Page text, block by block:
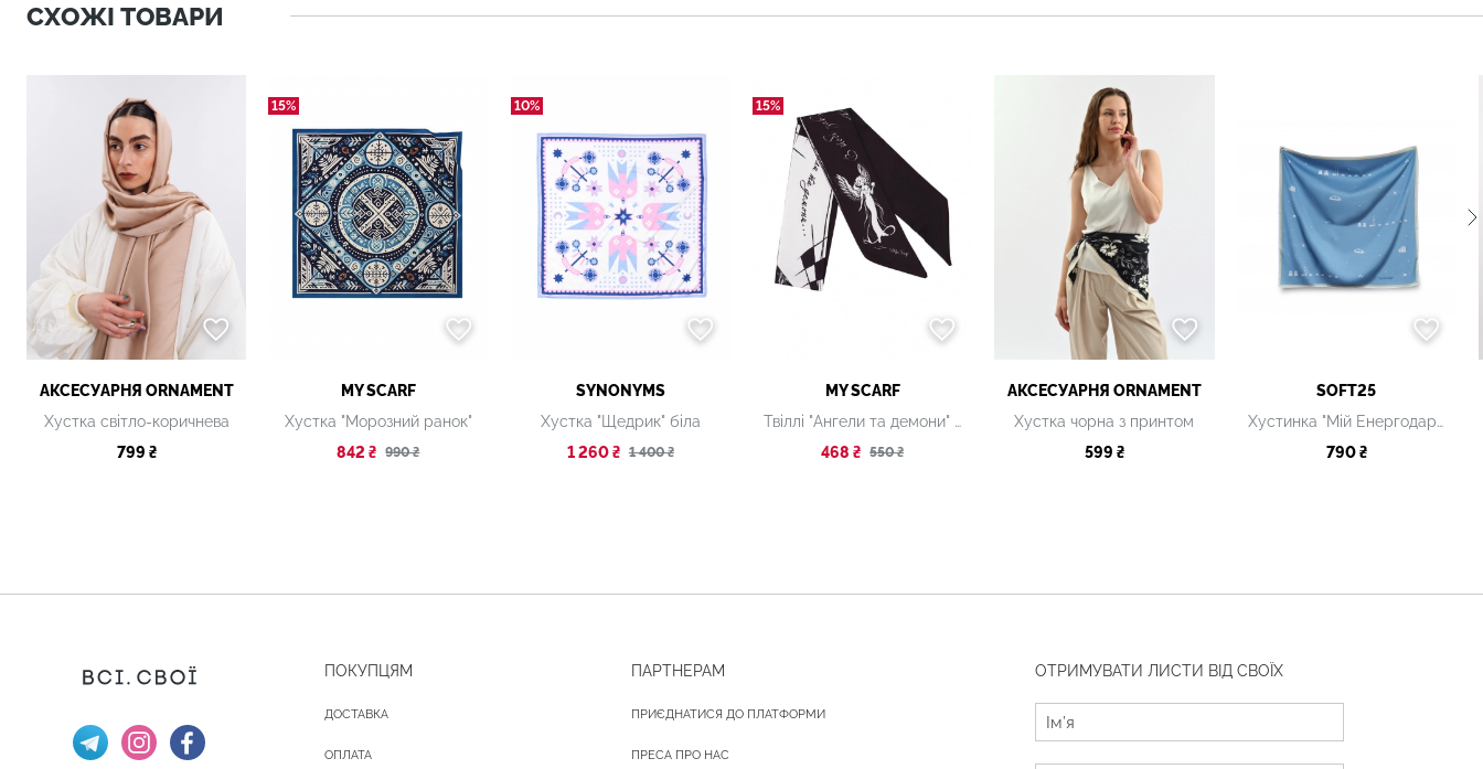
СХОЖІ ТОВАРИ
АКСЕСУАРНЯ ОRNAMENT
Хустка світло-коричнева
799 ₴
15%
MY SCARF
Хустка "Морозний ранок"
842 ₴
990 ₴
10%
SYNONYMS
Хустка "Щедрик" біла
1 260 ₴ 1 400 ₴
15%
MY SCARF
Твіллі "Ангели та демони" з авторським дизайном
468 ₴ 550 ₴
АКСЕСУАРНЯ ОRNAMENT
Хустка чорна з принтом
599 ₴
SOFT25
Хустинка "Мій Енергодар", 67 х 67 см
790 ₴
ПОКУПЦЯМ
ДОСТАВКА
ОПЛАТА
ПАРТНЕРАМ
ПРИЄДНАТИСЯ ДО ПЛАТФОРМИ
ПРЕСА ПРО НАС
ОТРИМУВАТИ ЛИСТИ ВІД СВОЇХ